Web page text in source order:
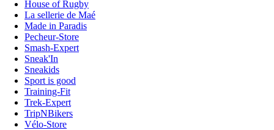
House of Rugby
La sellerie de Maé
Made in Paradis
Pecheur-Store
Smash-Expert
Sneak'In
Sneakids
Sport is good
Training-Fit
Trek-Expert
TripNBikers
Vélo-Store